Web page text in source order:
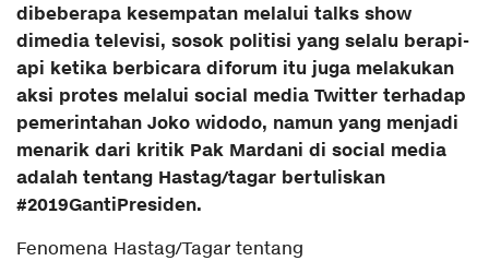
dibeberapa kesempatan melalui talks show
dimedia televisi, sosok politisi yang selalu berapi-
api ketika berbicara diforum itu juga melakukan
aksi protes melalui social media Twitter terhadap
pemerintahan Joko widodo, namun yang menjadi
menarik dari kritik Pak Mardani di social media
adalah tentang Hastag/tagar bertuliskan
#2019GantiPresiden.
Fenomena Hastag/Tagar tentang